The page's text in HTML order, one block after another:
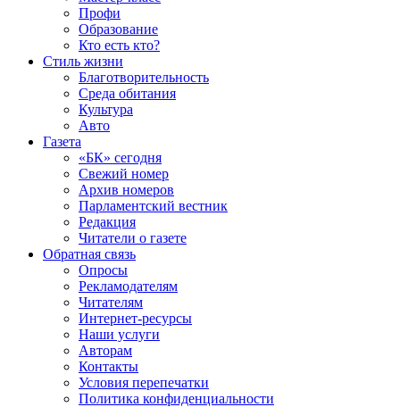
Профи
Образование
Кто есть кто?
Стиль жизни
Благотворительность
Среда обитания
Культура
Авто
Газета
«БК» сегодня
Свежий номер
Архив номеров
Парламентский вестник
Редакция
Читатели о газете
Обратная связь
Опросы
Рекламодателям
Читателям
Интернет-ресурсы
Наши услуги
Авторам
Контакты
Условия перепечатки
Политика конфиденциальности